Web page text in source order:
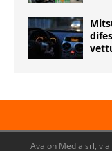
Avalon Media srl,